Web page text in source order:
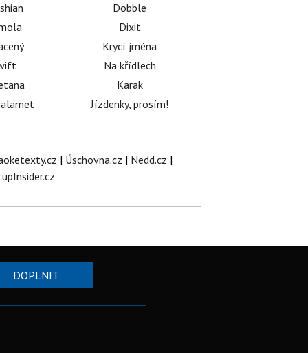
Dobble
Dixit
Krycí jména
Na křídlech
Karak
Jízdenky, prosím!
| Úschovna.cz | Nedd.cz |
DOPLNIT